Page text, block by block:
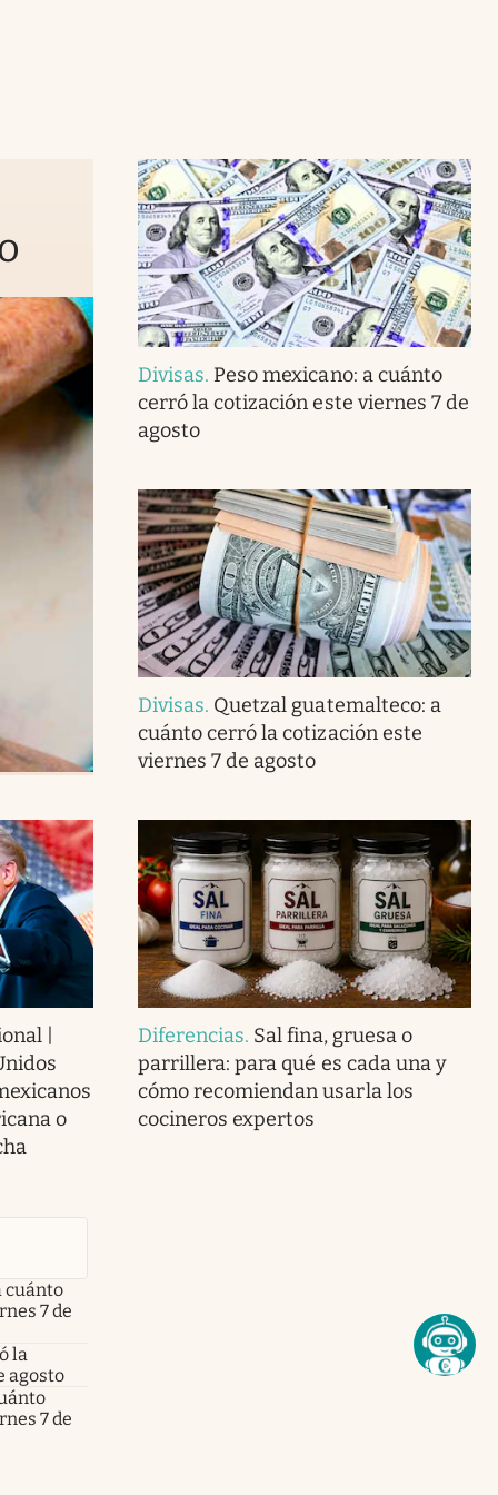
Divisas. Peso mexicano: a cuánto
cerró la cotización este viernes 7 de
agosto
Divisas. Quetzal guatemalteco: a
cuánto cerró la cotización este
viernes 7 de agosto
|
o
Diferencias. Sal fina, gruesa o
parrillera: para qué es cada una y
cómo recomiendan usarla los
cocineros expertos
cuánto
7 de
la
agosto
7 de